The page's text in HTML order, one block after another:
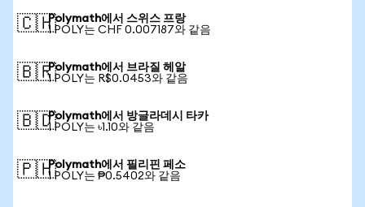
🇨🇭Polymath에서 스위스 프랑
1 POLY는 CHF 0.007187와 같음
🇧🇷Polymath에서 브라질 헤알
1 POLY는 R$0.0453와 같음
🇧🇩Polymath에서 방글라데시 타카
1 POLY는 ৳1.10와 같음
🇵🇭Polymath에서 필리핀 페소
1 POLY는 ₱0.5402와 같음